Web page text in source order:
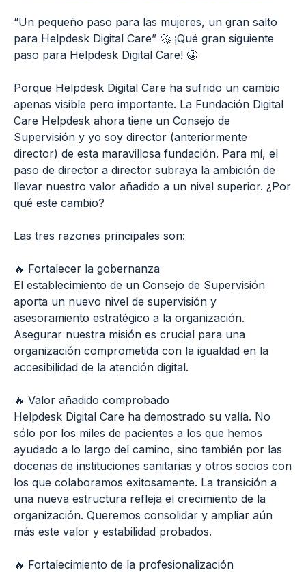
“Un pequeño paso para las mujeres, un gran salto
para Helpdesk Digital Care” 🚀 ¡Qué gran siguiente
paso para Helpdesk Digital Care! 🤩
Porque Helpdesk Digital Care ha sufrido un cambio
apenas visible pero importante. La Fundación Digital
Care Helpdesk ahora tiene un Consejo de
Supervisión y yo soy director (anteriormente
director) de esta maravillosa fundación. Para mí, el
paso de director a director subraya la ambición de
llevar nuestro valor añadido a un nivel superior. ¿Por
qué este cambio?
Las tres razones principales son:
🔥 Fortalecer la gobernanza
El establecimiento de un Consejo de Supervisión
aporta un nuevo nivel de supervisión y
asesoramiento estratégico a la organización.
Asegurar nuestra misión es crucial para una
organización comprometida con la igualdad en la
accesibilidad de la atención digital.
🔥 Valor añadido comprobado
Helpdesk Digital Care ha demostrado su valía. No
sólo por los miles de pacientes a los que hemos
ayudado a lo largo del camino, sino también por las
docenas de instituciones sanitarias y otros socios con
los que colaboramos exitosamente. La transición a
una nueva estructura refleja el crecimiento de la
organización. Queremos consolidar y ampliar aún
más este valor y estabilidad probados.
🔥 Fortalecimiento de la profesionalización